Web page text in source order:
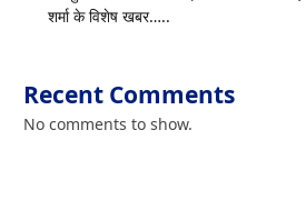
शर्मा के विशेष खबर…..
Recent Comments
No comments to show.